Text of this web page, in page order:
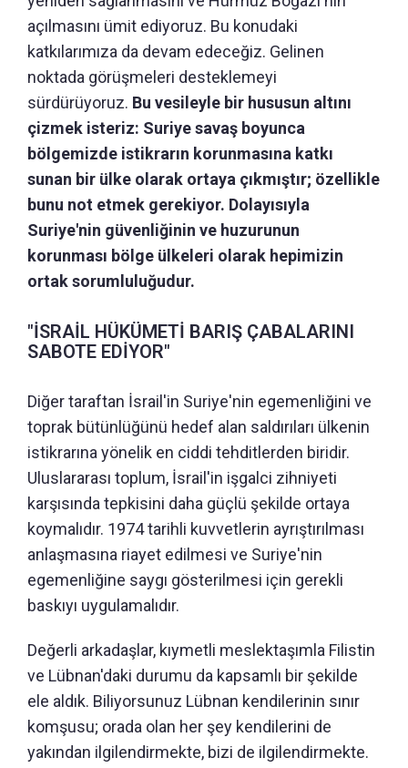
açılmasını ümit ediyoruz. Bu konudaki
katkılarımıza da devam edeceğiz. Gelinen
noktada görüşmeleri desteklemeyi
sürdürüyoruz. Bu vesileyle bir hususun altını
çizmek isteriz: Suriye savaş boyunca
bölgemizde istikrarın korunmasına katkı
sunan bir ülke olarak ortaya çıkmıştır; özellikle
bunu not etmek gerekiyor. Dolayısıyla
Suriye'nin güvenliğinin ve huzurunun
korunması bölge ülkeleri olarak hepimizin
ortak sorumluluğudur.
"İSRAİL HÜKÜMETİ BARIŞ ÇABALARINI
SABOTE EDİYOR"
Diğer taraftan İsrail'in Suriye'nin egemenliğini ve
toprak bütünlüğünü hedef alan saldırıları ülkenin
istikrarına yönelik en ciddi tehditlerden biridir.
Uluslararası toplum, İsrail'in işgalci zihniyeti
karşısında tepkisini daha güçlü şekilde ortaya
koymalıdır. 1974 tarihli kuvvetlerin ayrıştırılması
anlaşmasına riayet edilmesi ve Suriye'nin
egemenliğine saygı gösterilmesi için gerekli
baskıyı uygulamalıdır.
Değerli arkadaşlar, kıymetli meslektaşımla Filistin
ve Lübnan'daki durumu da kapsamlı bir şekilde
ele aldık. Biliyorsunuz Lübnan kendilerinin sınır
komşusu; orada olan her şey kendilerini de
yakından ilgilendirmekte, bizi de ilgilendirmekte.